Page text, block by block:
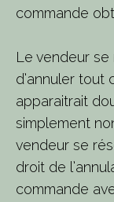
commande
Le vendeur
d’annuler tout
apparaitrait
simplement
vendeur se
droit de
commande